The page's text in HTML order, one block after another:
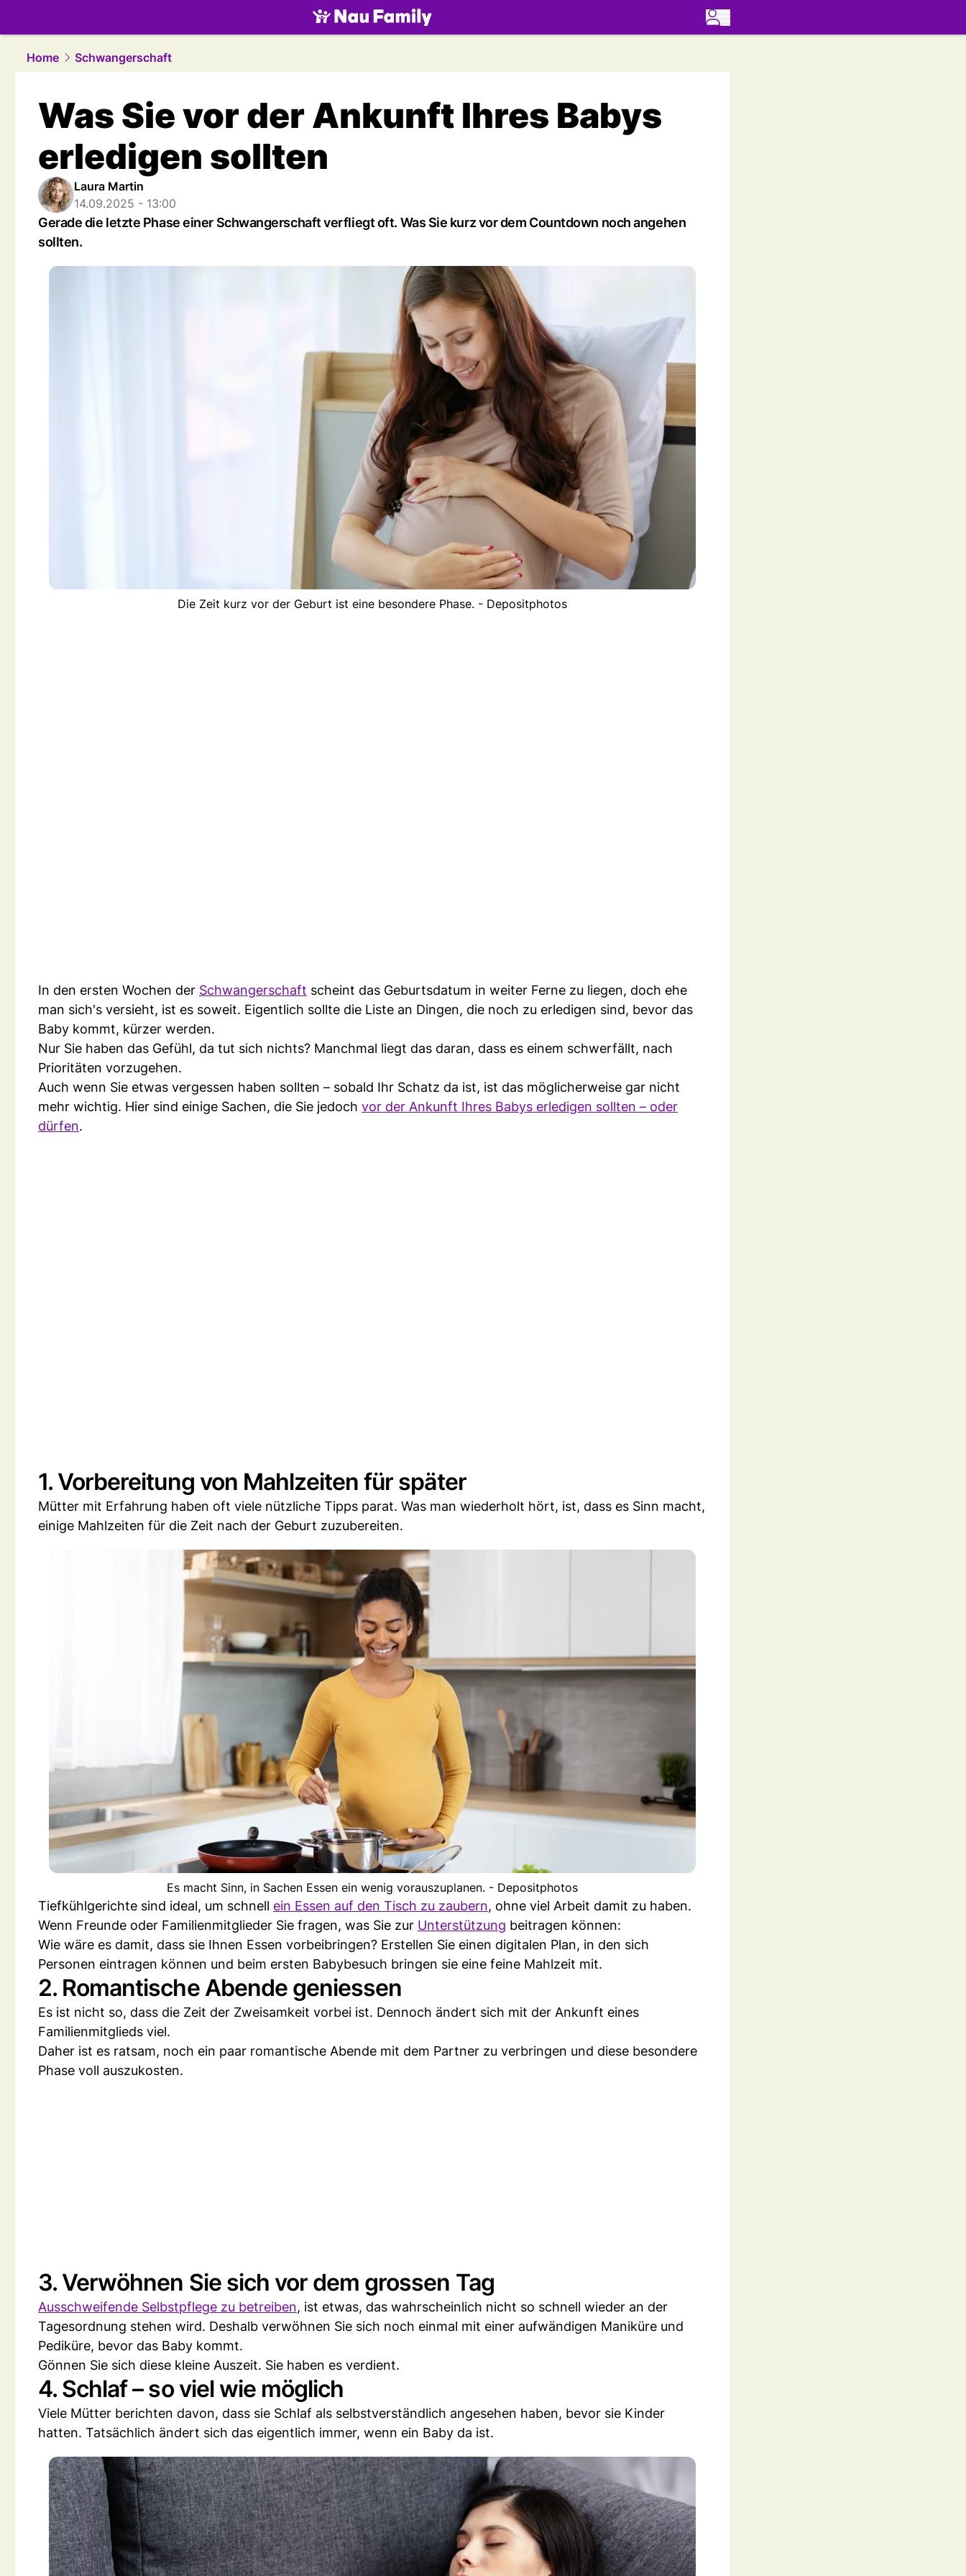
family.NAU.ch
Home
Schwangerschaft
Was Sie vor der Ankunft Ihres Babys
erledigen sollten
Laura Martin
14.09.2025 - 13:00
Gerade die letzte Phase einer Schwangerschaft verfliegt oft. Was Sie kurz vor dem Countdown noch angehen
sollten.
Die Zeit kurz vor der Geburt ist eine besondere Phase. - Depositphotos
In den ersten Wochen der Schwangerschaft scheint das Geburtsdatum in weiter Ferne zu liegen, doch ehe
man sich's versieht, ist es soweit. Eigentlich sollte die Liste an Dingen, die noch zu erledigen sind, bevor das
Baby kommt, kürzer werden.
Nur Sie haben das Gefühl, da tut sich nichts? Manchmal liegt das daran, dass es einem schwerfällt, nach
Prioritäten vorzugehen.
Auch wenn Sie etwas vergessen haben sollten – sobald Ihr Schatz da ist, ist das möglicherweise gar nicht
mehr wichtig. Hier sind einige Sachen, die Sie jedoch vor der Ankunft Ihres Babys erledigen sollten – oder
dürfen.
1. Vorbereitung von Mahlzeiten für später
Mütter mit Erfahrung haben oft viele nützliche Tipps parat. Was man wiederholt hört, ist, dass es Sinn macht,
einige Mahlzeiten für die Zeit nach der Geburt zuzubereiten.
Es macht Sinn, in Sachen Essen ein wenig vorauszuplanen. - Depositphotos
Tiefkühlgerichte sind ideal, um schnell ein Essen auf den Tisch zu zaubern, ohne viel Arbeit damit zu haben.
Wenn Freunde oder Familienmitglieder Sie fragen, was Sie zur Unterstützung beitragen können:
Wie wäre es damit, dass sie Ihnen Essen vorbeibringen? Erstellen Sie einen digitalen Plan, in den sich
Personen eintragen können und beim ersten Babybesuch bringen sie eine feine Mahlzeit mit.
2. Romantische Abende geniessen
Es ist nicht so, dass die Zeit der Zweisamkeit vorbei ist. Dennoch ändert sich mit der Ankunft eines
Familienmitglieds viel.
Daher ist es ratsam, noch ein paar romantische Abende mit dem Partner zu verbringen und diese besondere
Phase voll auszukosten.
3. Verwöhnen Sie sich vor dem grossen Tag
Ausschweifende Selbstpflege zu betreiben, ist etwas, das wahrscheinlich nicht so schnell wieder an der
Tagesordnung stehen wird. Deshalb verwöhnen Sie sich noch einmal mit einer aufwändigen Maniküre und
Pediküre, bevor das Baby kommt.
Gönnen Sie sich diese kleine Auszeit. Sie haben es verdient.
4. Schlaf – so viel wie möglich
Viele Mütter berichten davon, dass sie Schlaf als selbstverständlich angesehen haben, bevor sie Kinder
hatten. Tatsächlich ändert sich das eigentlich immer, wenn ein Baby da ist.